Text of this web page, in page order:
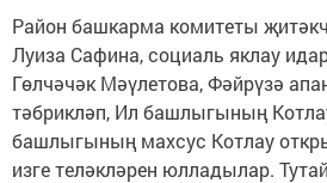
Район башкарма комитеты
Луиза Сафина, социаль яклау
Гөлчәчәк Мәүлетова, Фәйрүзә
тәбрикләп, Ил башлыгының
башлыгының махсус Котлау
изге теләкләрен юлладылар.